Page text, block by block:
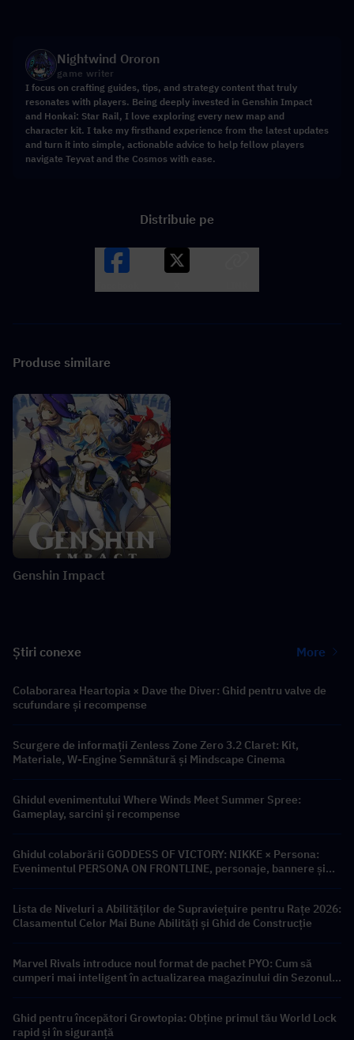
Nightwind Ororon
game writer
I focus on crafting guides, tips, and strategy content that truly
resonates with players. Being deeply invested in Genshin Impact
and Honkai: Star Rail, I love exploring every new map and
character kit. I take my firsthand experience from the latest updates
and turn it into simple, actionable advice to help fellow players
navigate Teyvat and the Cosmos with ease.
Distribuie pe
Produse similare
Genshin Impact
Știri conexe More
Colaborarea Heartopia × Dave the Diver: Ghid pentru valve de
scufundare și recompense
Scurgere de informații Zenless Zone Zero 3.2 Claret: Kit,
Materiale, W-Engine Semnătură și Mindscape Cinema
Ghidul evenimentului Where Winds Meet Summer Spree:
Gameplay, sarcini și recompense
Ghidul colaborării GODDESS OF VICTORY: NIKKE × Persona:
Evenimentul PERSONA ON FRONTLINE, personaje, bannere și
Lista de Niveluri a Abilităților de Supraviețuire pentru Rațe 2026:
Clasamentul Celor Mai Bune Abilități și Ghid de Construcție
Marvel Rivals introduce noul format de pachet PYO: Cum să
cumperi mai inteligent în actualizarea magazinului din Sezonul
Ghid pentru începători Growtopia: Obține primul tău World Lock
rapid și în siguranță